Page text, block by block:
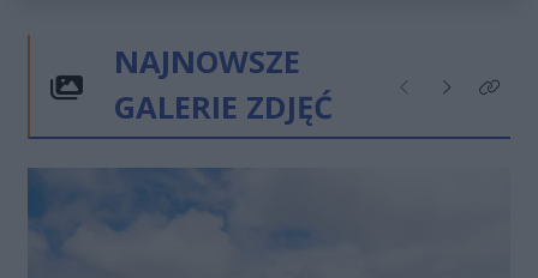
NAJNOWSZE
GALERIE ZDJĘĆ
Poprzednie
NastępneKliknij